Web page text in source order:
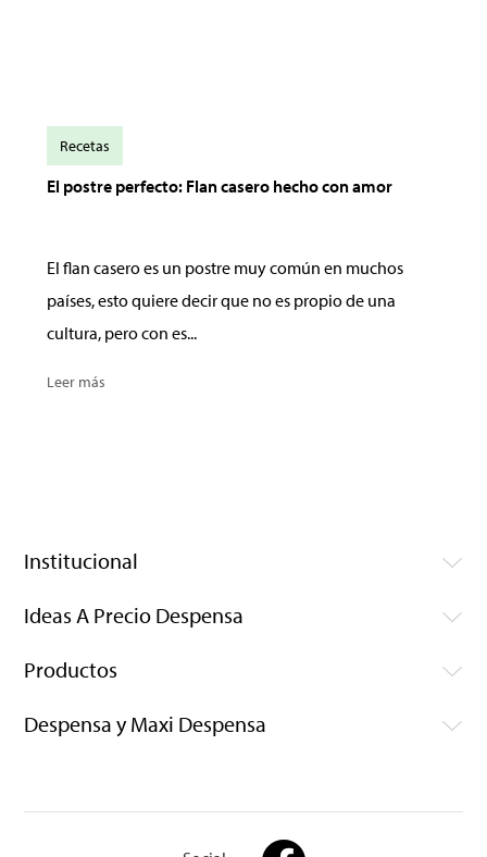
El postre perfecto: Flan casero hecho con amor
El flan casero es un postre muy común en muchos
países, esto quiere decir que no es propio de una
cultura, pero con es...
Leer más
Recetas
Institucional
Ideas A Precio Despensa
Productos
Despensa y Maxi Despensa